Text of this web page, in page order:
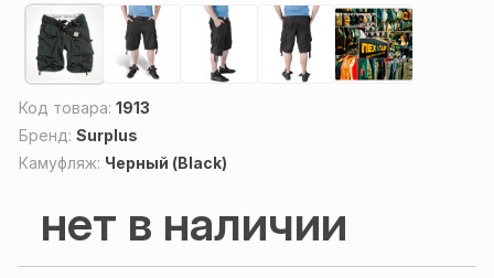
Код товара: 1913
Бренд: Surplus
Камуфляж: Черный (Black)
нет в наличии